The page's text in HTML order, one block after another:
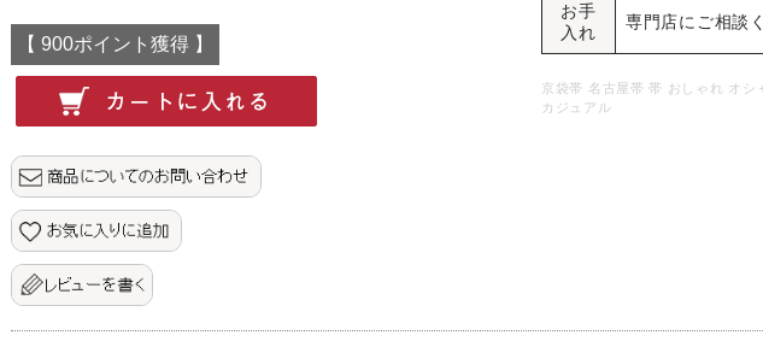
お手
入れ
専門店にご相談
京袋帯 名古屋帯 帯 おしゃれ オシ
カジュアル
【 900ポイント獲得 】